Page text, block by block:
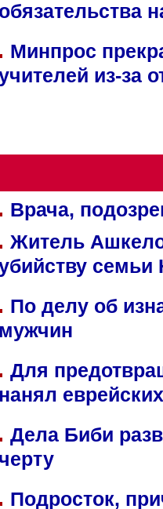
обязательства
Минпрос
из-за
Врача,
Житель
семьи
По делу об
мужчин
Для
нанял
Дела Биби
черту
Подросток,